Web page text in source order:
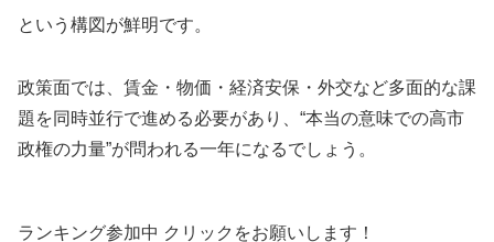
という構図が鮮明です。
政策面では、賃金・物価・経済安保・外交など多面的な課
題を同時並行で進める必要があり、“本当の意味での高市
政権の力量”が問われる一年になるでしょう。
ランキング参加中 クリックをお願いします！